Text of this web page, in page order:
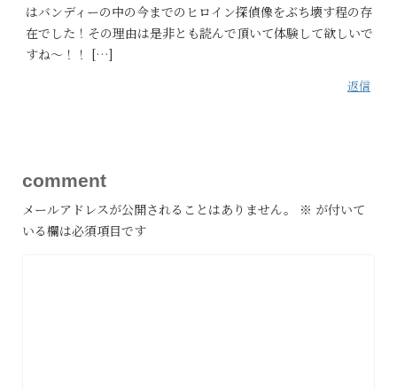
はバンディーの中の今までのヒロイン探偵像をぶち壊す程の存
在でした！その理由は是非とも読んで頂いて体験して欲しいで
すね～！！ […]
返信
comment
メールアドレスが公開されることはありません。 ※ が付いて
いる欄は必須項目です